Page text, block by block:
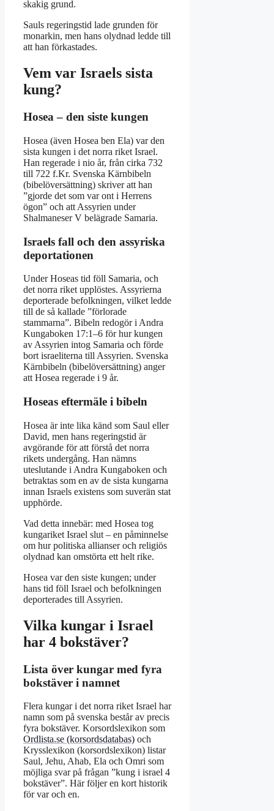
skakig grund.
Sauls regeringstid lade grunden för
monarkin, men hans olydnad ledde till
att han förkastades.
Vem var Israels sista
kung?
Hosea – den siste kungen
Hosea (även Hosea ben Ela) var den
sista kungen i det norra riket Israel.
Han regerade i nio år, från cirka 732
till 722 f.Kr. Svenska Kärnbibeln
(bibelöversättning) skriver att han
”gjorde det som var ont i Herrens
ögon” och att Assyrien under
Shalmaneser V belägrade Samaria.
Israels fall och den assyriska
deportationen
Under Hoseas tid föll Samaria, och
det norra riket upplöstes. Assyrierna
deporterade befolkningen, vilket ledde
till de så kallade ”förlorade
stammarna”. Bibeln redogör i Andra
Kungaboken 17:1–6 för hur kungen
av Assyrien intog Samaria och förde
bort israeliterna till Assyrien. Svenska
Kärnbibeln (bibelöversättning) anger
att Hosea regerade i 9 år.
Hoseas eftermäle i bibeln
Hosea är inte lika känd som Saul eller
David, men hans regeringstid är
avgörande för att förstå det norra
rikets undergång. Han nämns
uteslutande i Andra Kungaboken och
betraktas som en av de sista kungarna
innan Israels existens som suverän stat
upphörde.
Vad detta innebär: med Hosea tog
kungariket Israel slut – en påminnelse
om hur politiska allianser och religiös
olydnad kan omstörta ett helt rike.
Hosea var den siste kungen; under
hans tid föll Israel och befolkningen
deporterades till Assyrien.
Vilka kungar i Israel
har 4 bokstäver?
Lista över kungar med fyra
bokstäver i namnet
Flera kungar i det norra riket Israel har
namn som på svenska består av precis
fyra bokstäver. Korsordslexikon som
Ordlista.se (korsordsdatabas) och
Krysslexikon (korsordslexikon) listar
Saul, Jehu, Ahab, Ela och Omri som
möjliga svar på frågan ”kung i israel 4
bokstäver”. Här följer en kort historik
för var och en.